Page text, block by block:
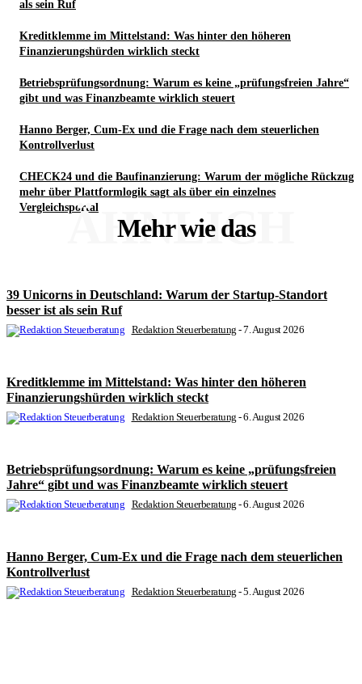
als sein Ruf
Kreditklemme im Mittelstand: Was hinter den höheren
Finanzierungshürden wirklich steckt
Betriebsprüfungsordnung: Warum es keine „prüfungsfreien Jahre“
gibt und was Finanzbeamte wirklich steuert
Hanno Berger, Cum-Ex und die Frage nach dem steuerlichen
Kontrollverlust
CHECK24 und die Baufinanzierung: Warum der mögliche Rückzug
mehr über Plattformlogik sagt als über ein einzelnes
Vergleichsportal
Mehr wie das
ÄHNLICH
39 Unicorns in Deutschland: Warum der Startup-Standort
besser ist als sein Ruf
Redaktion Steuerberatung -7. August 2026
Kreditklemme im Mittelstand: Was hinter den höheren
Finanzierungshürden wirklich steckt
Redaktion Steuerberatung -6. August 2026
Betriebsprüfungsordnung: Warum es keine „prüfungsfreien
Jahre“ gibt und was Finanzbeamte wirklich steuert
Redaktion Steuerberatung -6. August 2026
Hanno Berger, Cum-Ex und die Frage nach dem steuerlichen
Kontrollverlust
Redaktion Steuerberatung -5. August 2026